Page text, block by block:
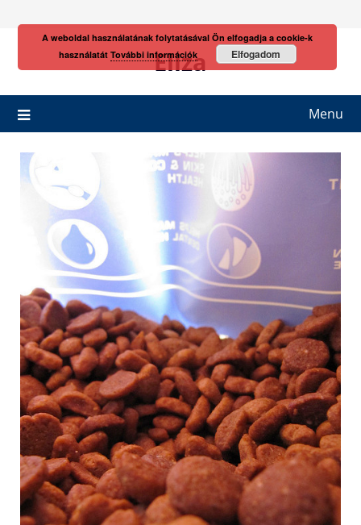
Eliza
Menu
A weboldal használatának folytatásával Ön elfogadja a cookie-k
használatát További információk Elfogadom